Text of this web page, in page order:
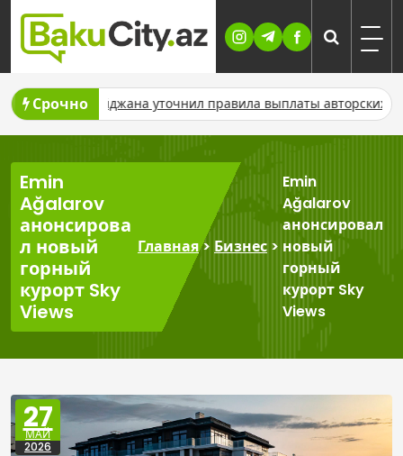
Skip
content
Срочно
Азербайджана уточнил правила выплаты авторских
Emin
Ağalarov
анонсирова
л новый
горный
курорт Sky
Views
Главная> Бизнес >
Emin
Ağalarov
анонсировал
новый
горный
курорт Sky
Views
27
МАЙ
2026